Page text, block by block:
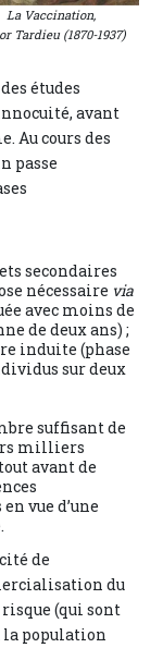
La Vaccination,
Tardieu (1870-1937)
études
avant
Au cours des
passe
secondaires
nécessaire via
avec moins de
de deux ans) ;
induite (phase
sur deux
suffisant de
milliers
avant de
vue d’une
de
du
(qui sont
la population